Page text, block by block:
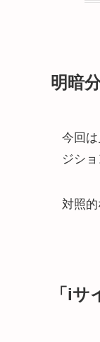
明暗
今回
ジシ
対照
「i